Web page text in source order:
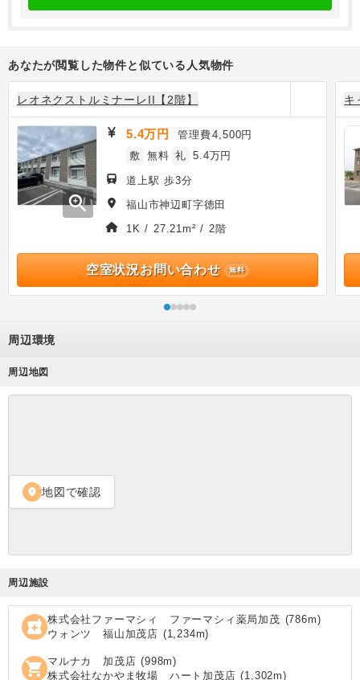
あなたが閲覧した物件と似ている人気物件
レオネクストルミナーレII【2階】
zoom_in
5.4万円 管理費4,500円
敷 無料 礼 5.4万円
道上駅 歩3分
福山市神辺町字徳田
1K / 27.21m² / 2階
空室状況お問い合わせ 無料
キ
周辺環境
周辺地図
location_on 地図で確認
周辺施設
local_pharmacy 株式会社ファーマシィ ファーマシィ薬局加茂 (786m)
ウォンツ 福山加茂店 (1,234m)
shopping_cart マルナカ 加茂店 (998m)
株式会社なかやま牧場 ハート加茂店 (1,302m)